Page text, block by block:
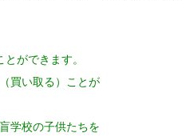
ができます。
買い取る）ことが
学校の子供たちを